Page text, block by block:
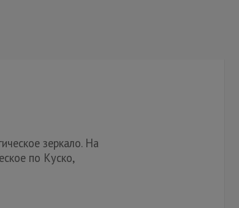
зеркало. На
по Куско,